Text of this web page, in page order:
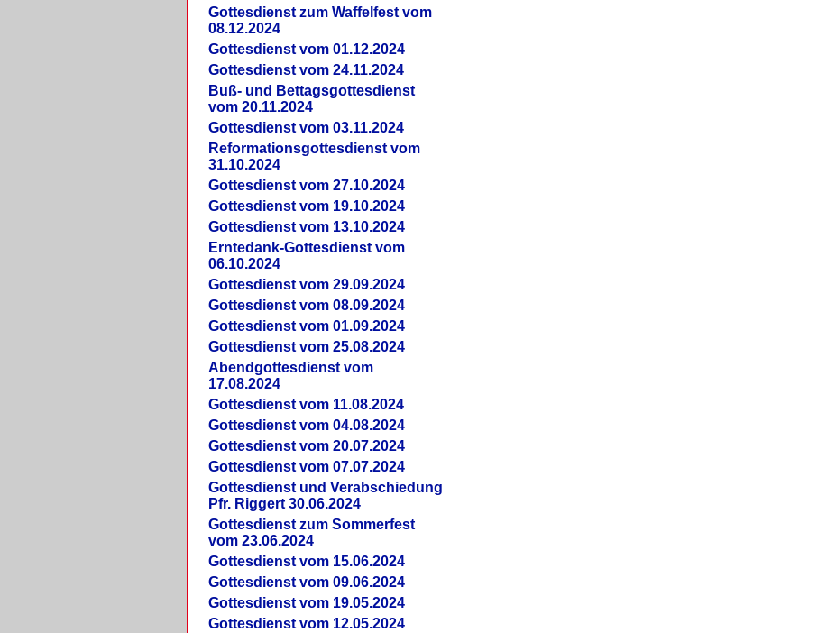
Gottesdienst zum Waffelfest vom
08.12.2024
Gottesdienst vom 01.12.2024
Gottesdienst vom 24.11.2024
Buß- und Bettagsgottesdienst
vom 20.11.2024
Gottesdienst vom 03.11.2024
Reformationsgottesdienst vom
31.10.2024
Gottesdienst vom 27.10.2024
Gottesdienst vom 19.10.2024
Gottesdienst vom 13.10.2024
Erntedank-Gottesdienst vom
06.10.2024
Gottesdienst vom 29.09.2024
Gottesdienst vom 08.09.2024
Gottesdienst vom 01.09.2024
Gottesdienst vom 25.08.2024
Abendgottesdienst vom
17.08.2024
Gottesdienst vom 11.08.2024
Gottesdienst vom 04.08.2024
Gottesdienst vom 20.07.2024
Gottesdienst vom 07.07.2024
Gottesdienst und Verabschiedung
Pfr. Riggert 30.06.2024
Gottesdienst zum Sommerfest
vom 23.06.2024
Gottesdienst vom 15.06.2024
Gottesdienst vom 09.06.2024
Gottesdienst vom 19.05.2024
Gottesdienst vom 12.05.2024